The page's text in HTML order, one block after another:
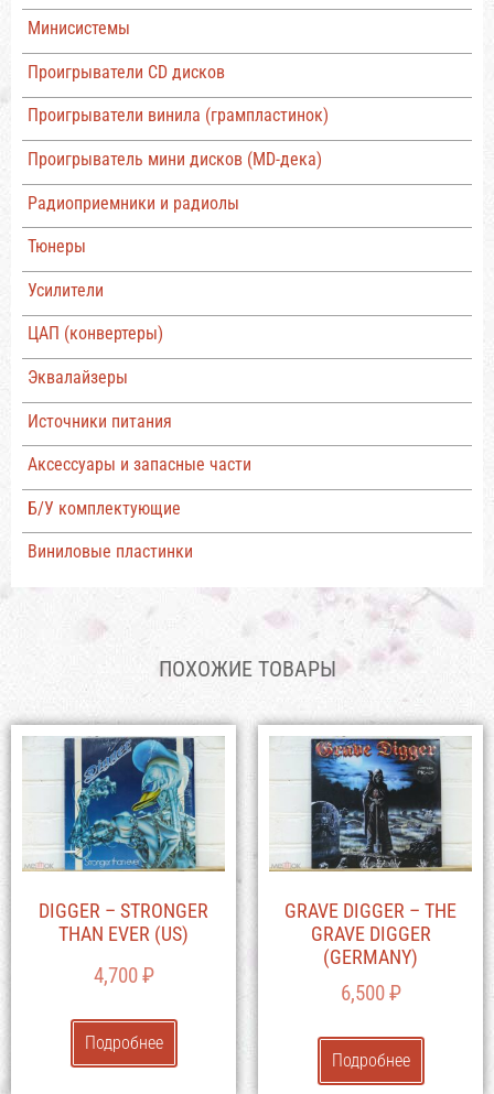
Минисистемы
Проигрыватели CD дисков
Проигрыватели винила (грампластинок)
Проигрыватель мини дисков (MD-дека)
Радиоприемники и радиолы
Тюнеры
Усилители
ЦАП (конвертеры)
Эквалайзеры
Источники питания
Аксессуары и запасные части
Б/У комплектующие
Виниловые пластинки
ПОХОЖИЕ ТОВАРЫ
DIGGER – STRONGER
THAN EVER (US)
4,700₽
Подробнее
GRAVE DIGGER – THE
GRAVE DIGGER
(GERMANY)
6,500₽
Подробнее